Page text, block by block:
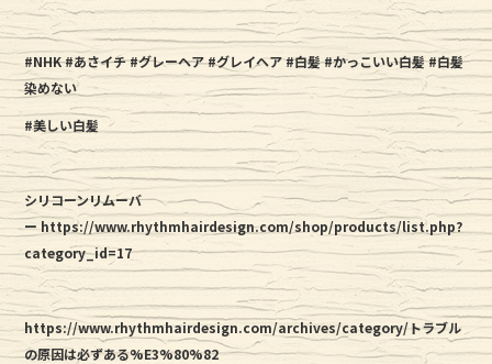
#NHK#あさイチ#グレーヘア#グレイヘア#白髪#かっこいい白髪#白髪
染めない
#美しい白髪
シリコーンリムーバ
ー https://www.rhythmhairdesign.com/shop/products/list.php?
category_id=17
https://www.rhythmhairdesign.com/archives/category/トラブル
の原因は必ずある%E3%80%82